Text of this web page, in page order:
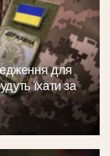
для
їхати за